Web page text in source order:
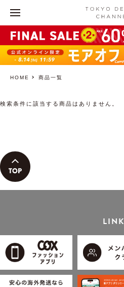
HOME 商品一覧
検索条件に該当する商品はありません。
LINK